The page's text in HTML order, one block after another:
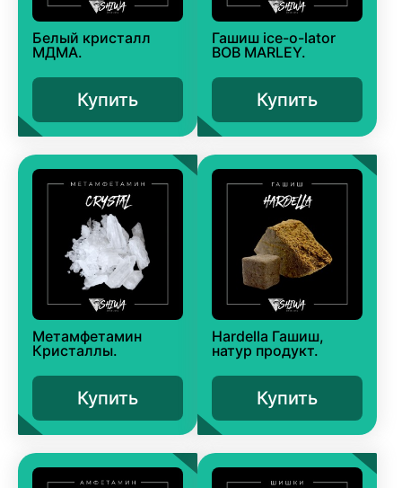
Белый кристалл
МДМА.
Купить
Гашиш ice-o-lator
BOB MARLEY.
Купить
Метамфетамин
Кристаллы.
Купить
Hardella Гашиш,
натур продукт.
Купить